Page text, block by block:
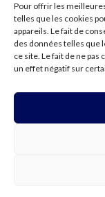
Pour offrir les
telles que les cookies
appareils. Le fait de
des données telles que
ce site. Le fait de ne
un effet négatif sur
S'abonner
notre